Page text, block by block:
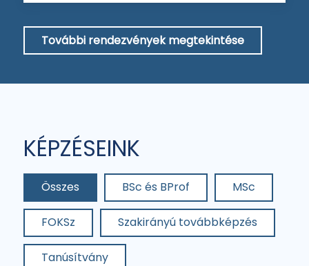
További rendezvények megtekintése
KÉPZÉSEINK
Összes BSc és BProf MSc
FOKSz Szakirányú továbbképzés
Tanúsítvány